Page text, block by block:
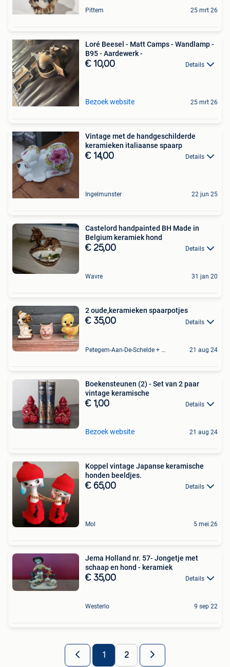
Pittem 25 mrt 26
Loré Beesel - Matt Camps - Wandlamp -
B95 - Aardewerk -
€ 10,00 Details
Bezoek website 25 mrt 26
Vintage met de handgeschilderde
keramieken italiaanse spaarp
€ 14,00 Details
Ingelmunster 22 jun 25
Castelord handpainted BH Made in
Belgium keramiek hond
€ 25,00 Details
Wavre 31 jan 20
2 oude,keramieken spaarpotjes
€ 35,00 Details
Petegem-Aan-De-Schelde + Deel Van Oudenaarde 21 aug 24
Boekensteunen (2) - Set van 2 paar
vintage keramische
€ 1,00 Details
Bezoek website 21 aug 24
Koppel vintage Japanse keramische
honden beeldjes.
€ 65,00 Details
Mol 5 mei 26
Jema Holland nr. 57- Jongetje met
schaap en hond - keramiek
€ 35,00 Details
Westerlo 9 sep 22
1 2